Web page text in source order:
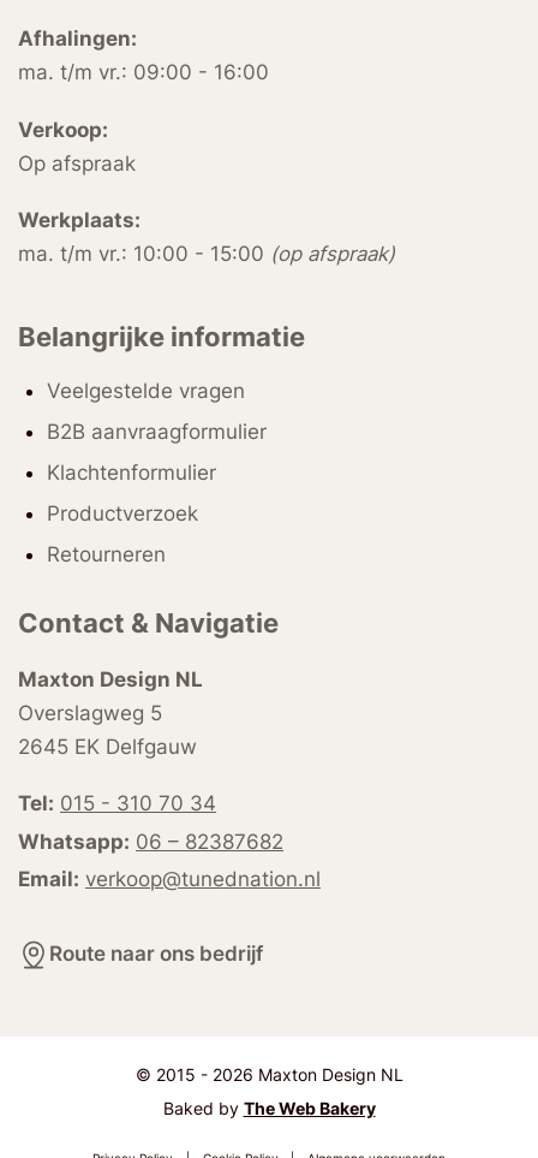
Afhalingen:
ma. t/m vr.: 09:00 - 16:00
Verkoop:
Op afspraak
Werkplaats:
ma. t/m vr.: 10:00 - 15:00 (op afspraak)
Belangrijke informatie
Veelgestelde vragen
B2B aanvraagformulier
Klachtenformulier
Productverzoek
Retourneren
Contact & Navigatie
Maxton Design NL
Overslagweg 5
2645 EK Delfgauw
Tel: 015 - 310 70 34
Whatsapp: 06 – 82387682
Email: verkoop@tunednation.nl
Route naar ons bedrijf
© 2015 - 2026 Maxton Design NL
Baked by The Web Bakery